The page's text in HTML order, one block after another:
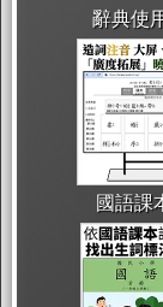
辭典使
國語課